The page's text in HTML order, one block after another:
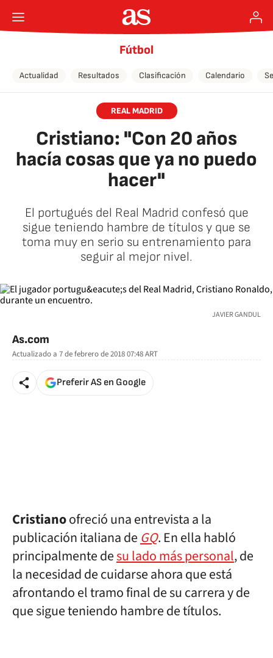
Fútbol
Actualidad Resultados Clasificación Calendario
REAL MADRID
Cristiano: "Con 20 años
hacía cosas que ya no puedo
hacer"
El portugués del Real Madrid confesó que
sigue teniendo hambre de títulos y que se
toma muy en serio su entrenamiento para
seguir al mejor nivel.
JAVIER GANDUL
As.com
Actualizado a 7 de febrero de 2018 07:48ART
Preferir AS en Google
Cristianoofreció una entrevista a la
publicación italiana de GQ. En ella habló
principalmente desu lado más personal, de
la necesidad de cuidarse ahora que está
afrontando el tramo final de su carrera y de
que sigue teniendo hambre de títulos.